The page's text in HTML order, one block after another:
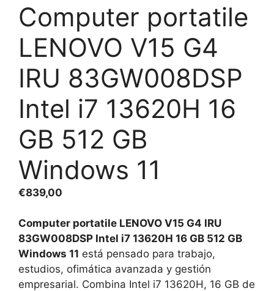
Computer portatile
LENOVO V15 G4
IRU 83GW008DSP
Intel i7 13620H 16
GB 512 GB
Windows 11
€839,00
Computer portatile LENOVO V15 G4 IRU
83GW008DSP Intel i7 13620H 16 GB 512 GB
Windows 11 está pensado para trabajo,
estudios, ofimática avanzada y gestión
empresarial. Combina Intel i7 13620H, 16 GB de